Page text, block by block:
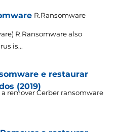
R.Ransomware
R.Ransomware also
is...
e restaurar
(2019)
remover Cerber ransomware